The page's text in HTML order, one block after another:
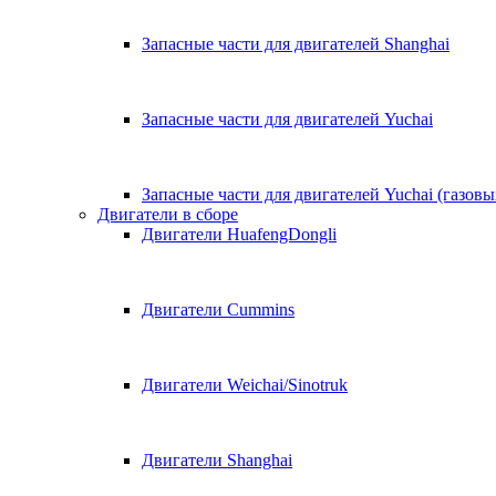
Запасные части для двигателей Shanghai
Запасные части для двигателей Yuchai
Запасные части для двигателей Yuchai
Двигатели в сборе
Двигатели HuafengDongli
Двигатели Cummins
Двигатели Weichai/Sinotruk
Двигатели Shanghai